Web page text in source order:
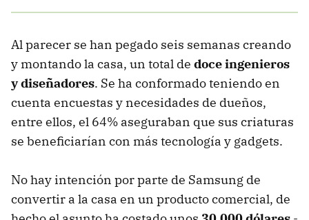
Al parecer se han pegado seis semanas creando
y montando la casa, un total de doce ingenieros
y diseñadores. Se ha conformado teniendo en
cuenta encuestas y necesidades de dueños,
entre ellos, el 64% aseguraban que sus criaturas
se beneficiarían con más tecnología y gadgets.
No hay intención por parte de Samsung de
convertir a la casa en un producto comercial, de